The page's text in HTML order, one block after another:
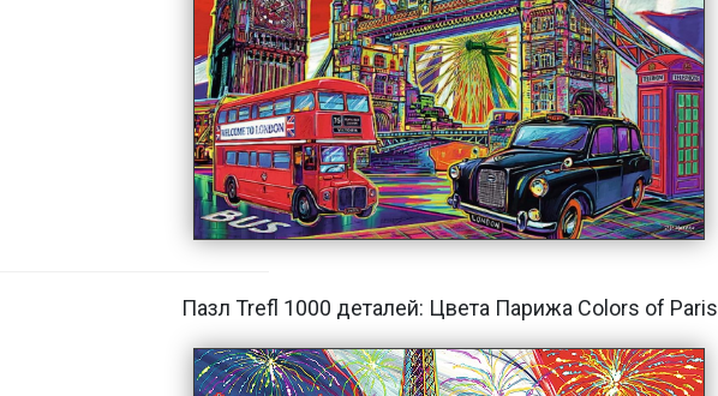
Пазл Trefl 1000 деталей: Цвета Парижа Colors of Paris